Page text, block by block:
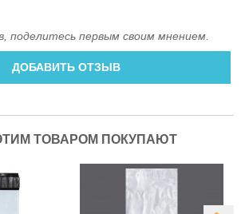
поделитесь первым своим мнением.
ДОБАВИТЬ ОТЗЫВ
ТОВАРОМ ПОКУПАЮТ